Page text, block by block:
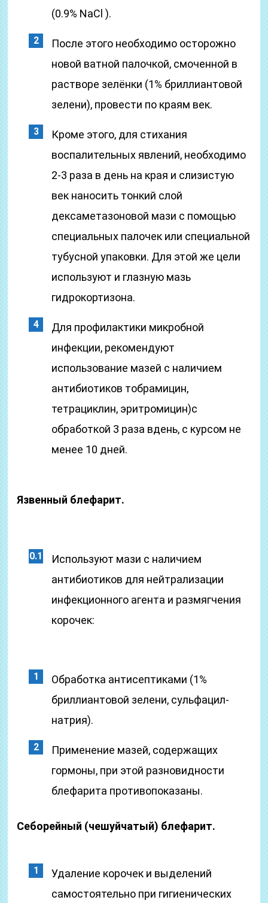
(0.9% NaCl ).
После этого необходимо осторожно
новой ватной палочкой, смоченной в
растворе зелёнки (1% бриллиантовой
зелени), провести по краям век.
Кроме этого, для стихания
воспалительных явлений, необходимо
2-3 раза в день на края и слизистую
век наносить тонкий слой
дексаметазоновой мази с помощью
специальных палочек или специальной
тубусной упаковки. Для этой же цели
используют и глазную мазь
гидрокортизона.
Для профилактики микробной
инфекции, рекомендуют
использование мазей с наличием
антибиотиков тобрамицин,
тетрациклин, эритромицин)с
обработкой 3 раза вдень, с курсом не
менее 10 дней.
Язвенный блефарит.
Используют мази с наличием
антибиотиков для нейтрализации
инфекционного агента и размягчения
корочек:
Обработка антисептиками (1%
бриллиантовой зелени, сульфацил-
натрия).
Применение мазей, содержащих
гормоны, при этой разновидности
блефарита противопоказаны.
Себорейный (чешуйчатый) блефарит.
Удаление корочек и выделений
самостоятельно при гигиенических